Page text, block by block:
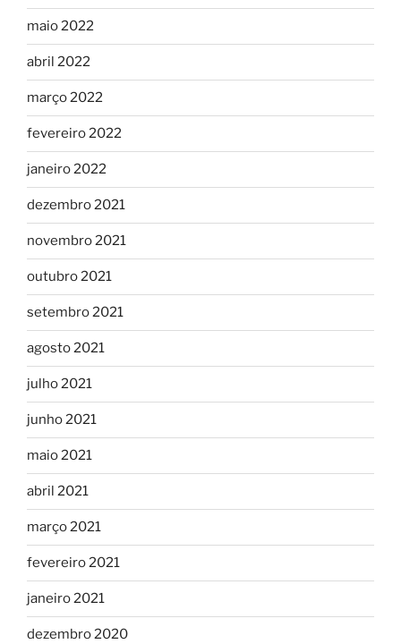
maio 2022
abril 2022
março 2022
fevereiro 2022
janeiro 2022
dezembro 2021
novembro 2021
outubro 2021
setembro 2021
agosto 2021
julho 2021
junho 2021
maio 2021
abril 2021
março 2021
fevereiro 2021
janeiro 2021
dezembro 2020